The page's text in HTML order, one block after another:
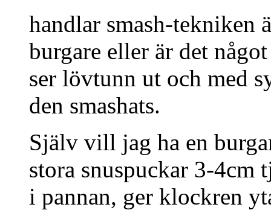
handlar smash-tekniken
burgare eller är det
ser lövtunn ut och med
den smashats.
Själv vill jag ha en
stora snuspuckar 3-4cm
i pannan, ger klockren